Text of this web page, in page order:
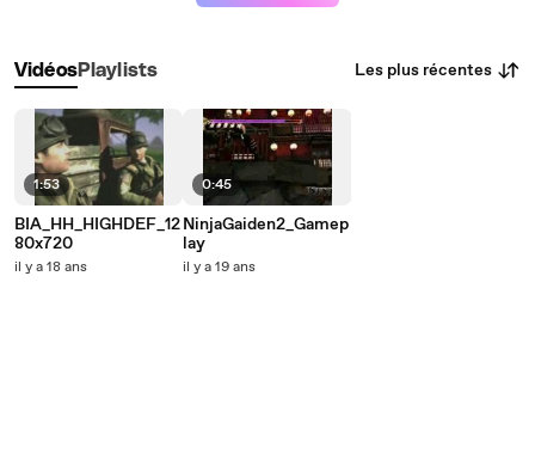
VidéosPlaylists Les plus récentes
1:53
BIA_HH_HIGHDEF_12
80x720
il y a 18 ans
0:45
NinjaGaiden2_Gamep
lay
il y a 19 ans